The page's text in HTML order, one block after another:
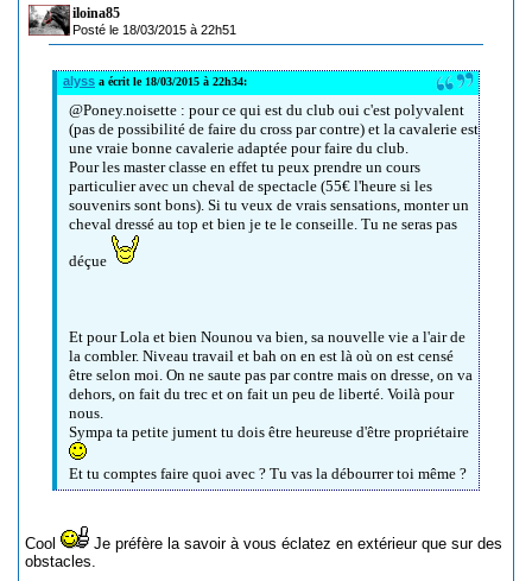
iloina85
Posté le 18/03/2015 à 22h51
alyss a écrit le 18/03/2015 à 22h34:
@Poney.noisette : pour ce qui est du club oui c'est polyvalent
(pas de possibilité de faire du cross par contre) et la cavalerie est
une vraie bonne cavalerie adaptée pour faire du club.
Pour les master classe en effet tu peux prendre un cours
particulier avec un cheval de spectacle (55€ l'heure si les
souvenirs sont bons). Si tu veux de vrais sensations, monter un
cheval dressé au top et bien je te le conseille. Tu ne seras pas
déçue
Et pour Lola et bien Nounou va bien, sa nouvelle vie a l'air de
la combler. Niveau travail et bah on en est là où on est censé
être selon moi. On ne saute pas par contre mais on dresse, on va
dehors, on fait du trec et on fait un peu de liberté. Voilà pour
nous.
Sympa ta petite jument tu dois être heureuse d'être propriétaire
Et tu comptes faire quoi avec ? Tu vas la débourrer toi même ?
Cool
Je préfère la savoir à vous éclatez en extérieur que sur des
obstacles.